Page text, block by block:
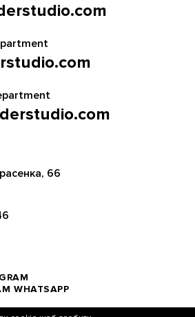
66
WHATSAPP